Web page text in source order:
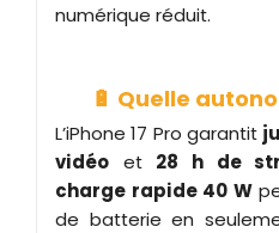
numérique réduit.
🔋 Quelle
L’iPhone 17 Pro garantit
vidéo et 28 h de
charge rapide 40 W
de batterie en